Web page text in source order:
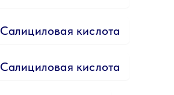
Салициловая кислота
Салициловая кислота